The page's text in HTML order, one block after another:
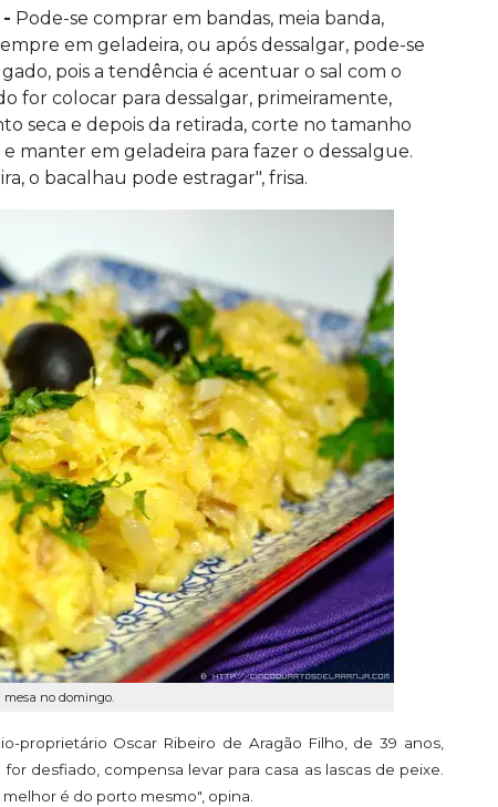
Pode-se comprar em bandas, meia banda,
em geladeira, ou após dessalgar, pode-se
pois a tendência é acentuar o sal com o
for colocar para dessalgar, primeiramente,
seca e depois da retirada, corte no tamanho
manter em geladeira para fazer o dessalgue.
o bacalhau pode estragar", frisa.
no domingo.
proprietário Oscar Ribeiro de Aragão Filho, de 39 anos,
desfiado, compensa levar para casa as lascas de peixe.
é do porto mesmo", opina.